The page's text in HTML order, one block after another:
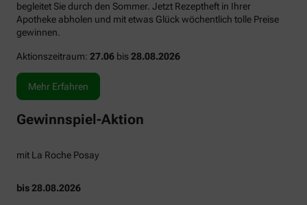
begleitet Sie durch den Sommer. Jetzt Rezeptheft in Ihrer
Apotheke abholen und mit etwas Glück wöchentlich tolle Preise
gewinnen.
Aktionszeitraum: 27.06 bis 28.08.2026
Mehr Erfahren
Gewinnspiel-Aktion
mit La Roche Posay
bis 28.08.2026